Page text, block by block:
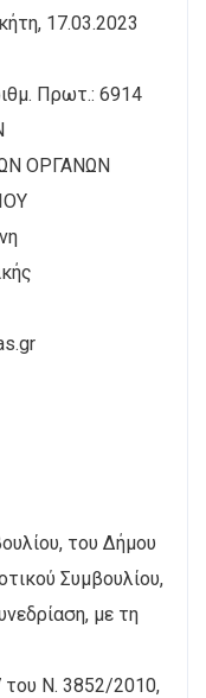
6914
ΟΡΓΑΝΩΝ
του Δήμου
Συμβουλίου,
με τη
του Ν. 3852/2010,